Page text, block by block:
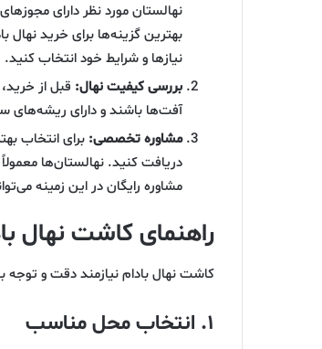
نهالستان مورد نظر دارای
بهترین گزینه‌ها برای خرید نهال
نیازها و شرایط خود انتخاب کنید.
بررسی کیفیت نهال: قبل از
آفت‌ها باشند و دارای ریشه‌های
مشاوره تخصصی: برای انتخاب
دریافت کنید. نهالستان‌ها
مشاوره رایگان در این زمینه می‌توانید با شماره‌های
راهنمای کاشت نهال
کاشت نهال بادام نیازمند دقت و توجه
۱. انتخاب محل مناسب